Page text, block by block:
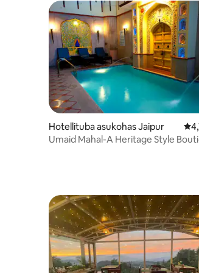
Hotellituba asukohas Jaipur
Umaid Mahal-A Heritage Style